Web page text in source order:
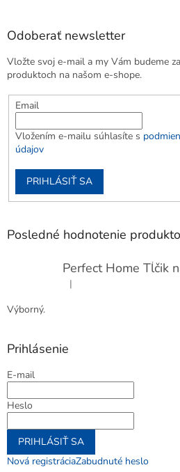
Odoberať newsletter
Vložte svoj e-mail a my Vám budeme
produktoch na našom e-shope.
Email
Vložením e-mailu súhlasíte s
údajov
PRIHLÁSIŤ SA
Posledné hodnotenie
Hodnotenie produktu je 5 z
|
Výborný.
Prihlásenie
E-mail
Heslo
PRIHLÁSIŤ SA
Nová registráciaZabudnuté heslo